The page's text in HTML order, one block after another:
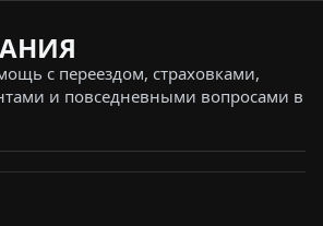
с переездом, страховками,
и повседневными вопросами в